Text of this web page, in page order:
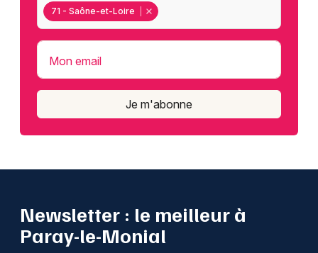
71 - Saône-et-Loire
Mon email
Je m'abonne
Newsletter : le meilleur à
Paray-le-Monial